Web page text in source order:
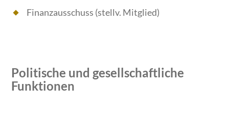
Finanzausschuss (stellv. Mitglied)
Politische und gesellschaftliche
Funktionen